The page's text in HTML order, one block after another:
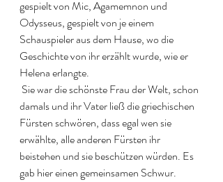
gespielt von Mic, Agamemnon und
Odysseus, gespielt von je einem
Schauspieler aus dem Hause, wo die
Geschichte von ihr erzählt wurde, wie er
Helena erlangte.
damals und ihr Vater ließ die griechischen
Fürsten schwören, dass egal wen sie
erwählte, alle anderen Fürsten ihr
beistehen und sie beschützen würden. Es
gab hier einen gemeinsamen Schwur.